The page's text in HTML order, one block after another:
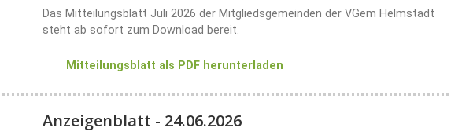
Das Mitteilungsblatt Juli 2026 der Mitgliedsgemeinden der VGem Helmstadt
steht ab sofort zum Download bereit.
Mitteilungsblatt als PDF herunterladen
Anzeigenblatt - 24.06.2026